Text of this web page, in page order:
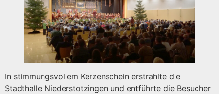
In stimmungsvollem Kerzenschein erstrahlte die
Stadthalle Niederstotzingen und entführte die Besucher